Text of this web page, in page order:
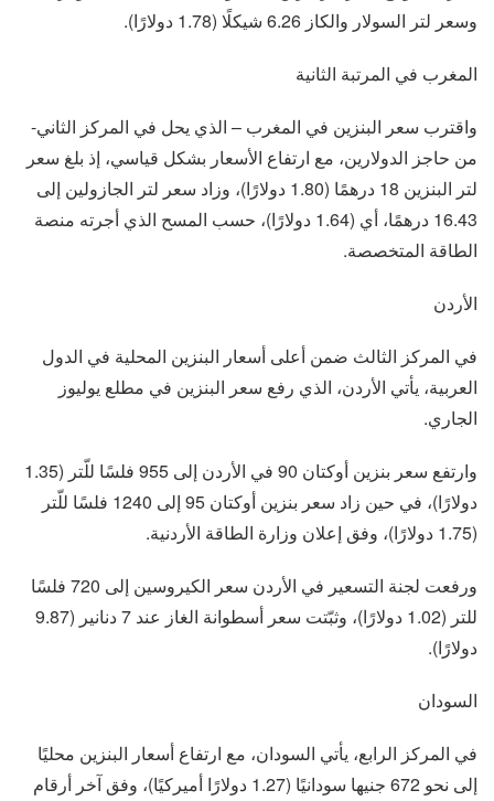
وسعر لتر السولار والكاز 6.26 شيكلًا (1.78 دولارًا).
المغرب في المرتبة الثانية
واقترب سعر البنزين في المغرب – الذي يحل في المركز الثاني-
من حاجز الدولارين، مع ارتفاع الأسعار بشكل قياسي، إذ بلغ سعر
لتر البنزين 18 درهمًا (1.80 دولارًا)، وزاد سعر لتر الجازولين إلى
16.43 درهمًا، أي (1.64 دولارًا)، حسب المسح الذي أجرته منصة
الطاقة المتخصصة.
الأردن
في المركز الثالث ضمن أعلى أسعار البنزين المحلية في الدول
العربية، يأتي الأردن، الذي رفع سعر البنزين في مطلع يوليوز
الجاري.
وارتفع سعر بنزين أوكتان 90 في الأردن إلى 955 فلسًا للّتر (1.35
دولارًا)، في حين زاد سعر بنزين أوكتان 95 إلى 1240 فلسًا للّتر
(1.75 دولارًا)، وفق إعلان وزارة الطاقة الأردنية.
ورفعت لجنة التسعير في الأردن سعر الكيروسين إلى 720 فلسًا
للتر (1.02 دولارًا)، وثبّتت سعر أسطوانة الغاز عند 7 دنانير (9.87
دولارًا).
السودان
في المركز الرابع، يأتي السودان، مع ارتفاع أسعار البنزين محليًا
إلى نحو 672 جنيها سودانيًا (1.27 دولارًا أميركيًا)، وفق آخر أرقام